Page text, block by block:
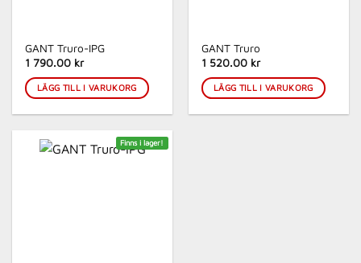
GANT Truro-IPG
1 790.00 kr
LÄGG TILL I VARUKORG
GANT Truro
1 520.00 kr
LÄGG TILL I VARUKORG
Finns i lager!